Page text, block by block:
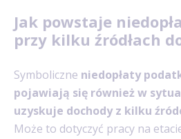
Jak powstaje
przy kilku źródłach
Symboliczne niedopłaty
pojawiają się również w
uzyskuje dochody z kilku
Może to dotyczyć pracy na